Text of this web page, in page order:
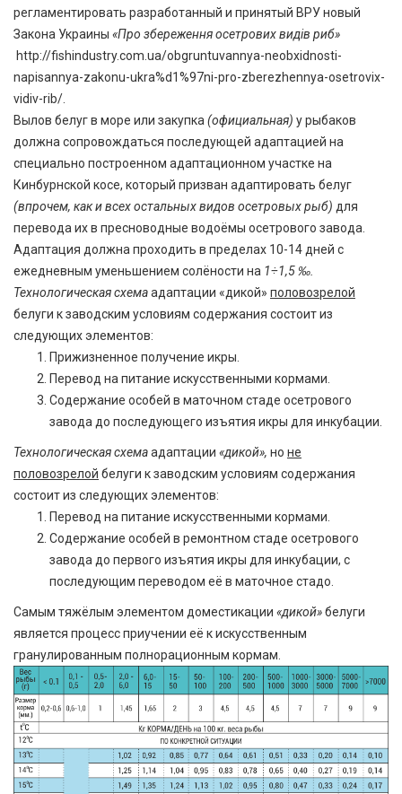
регламентировать разработанный и принятый ВРУ новый
Закона Украины «Про збереження осетрових видів риб»
http://fishindustry.com.ua/obgruntuvannya-neobxidnosti-
napisannya-zakonu-ukra%d1%97ni-pro-zberezhennya-osetrovix-
vidiv-rib/.
Вылов белуг в море или закупка(официальная) у рыбаков
должна сопровождаться последующей адаптацией на
специально построенном адаптационном участке на
Кинбурнской косе, который призван адаптировать белуг
(впрочем, как и всех остальных видов осетровых рыб) для
перевода их в пресноводные водоёмы осетрового завода.
Адаптация должна проходить в пределах 10-14 дней с
ежедневным уменьшением солёности на 1÷1,5 ‰.
Технологическая схемаадаптации «дикой» половозрелой
белуги к заводским условиям содержания состоит из
следующих элементов:
Прижизненное получение икры.
Перевод на питание искусственными кормами.
Содержание особей в маточном стаде осетрового
завода до последующего изъятия икры для инкубации.
Технологическая схемаадаптации «дикой», но не
половозрелой белуги к заводским условиям содержания
состоит из следующих элементов:
Перевод на питание искусственными кормами.
Содержание особей в ремонтном стаде осетрового
завода до первого изъятия икры для инкубации, с
последующим переводом её в маточное стадо.
Самым тяжёлым элементом доместикации «дикой»белуги
является процесс приучении её к искусственным
гранулированным полнорационным кормам.